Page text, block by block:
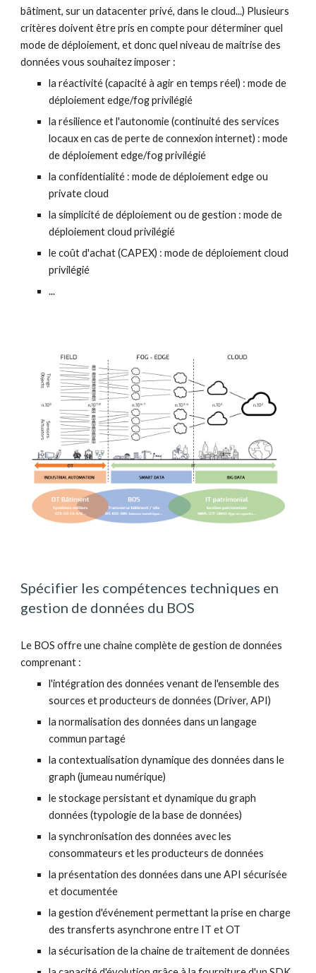
bâtiment, sur un datacenter privé, dans le cloud...) Plusieurs
critères doivent être pris en compte pour déterminer quel
mode de déploiement, et donc quel niveau de maitrise des
données vous souhaitez imposer :
la réactivité (capacité à agir en temps réel) : mode de
déploiement edge/fog privilégié
la résilience et l'autonomie (continuité des services
locaux en cas de perte de connexion internet) : mode
de déploiement edge/fog privilégié
la confidentialité : mode de déploiement edge ou
private cloud
la simplicité de déploiement ou de gestion : mode de
déploiement cloud privilégié
le coût d'achat (CAPEX) : mode de déploiement cloud
privilégié
...
Spécifier les compétences techniques en
gestion de données du BOS
Le BOS offre une chaine complète de gestion de données
comprenant :
l'intégration des données venant de l'ensemble des
sources et producteurs de données (Driver, API)
la normalisation des données dans un langage
commun partagé
la contextualisation dynamique des données dans le
graph (jumeau numérique)
le stockage persistant et dynamique du graph
données (typologie de la base de données)
la synchronisation des données avec les
consommateurs et les producteurs de données
la présentation des données dans une API sécurisée
et documentée
la gestion d'événement permettant la prise en charge
des transferts asynchrone entre IT et OT
la sécurisation de la chaine de traitement de données